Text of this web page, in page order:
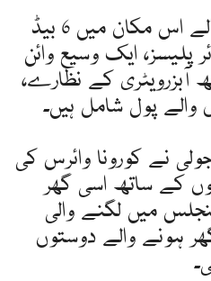
1913 میں تعمیر ہونے والے اس مکان میں 6 بیڈ
10 باتھ رومز، 4 فائر پلیسز، ایک وسیع وائن
آبزرویٹری کے نظارے،
والے پول شامل ہیں۔
جولی نے کورونا وائرس کی
کے ساتھ اسی گھر
میں لگنے والی
ہونے والے دوستوں